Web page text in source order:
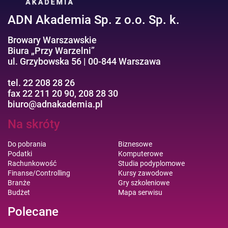
ADN Akademia Sp. z o.o. Sp. k.
Browary Warszawskie
Biura „Przy Warzelni”
ul. Grzybowska 56 | 00-844 Warszawa
tel. 22 208 28 26
fax 22 211 20 90, 208 28 30
biuro@adnakademia.pl
Na skróty
Do pobrania
Podatki
Rachunkowość
Finanse/Controlling
Branże
Budżet
Biznesowe
Komputerowe
Studia podyplomowe
Kursy zawodowe
Gry szkoleniowe
Mapa serwisu
Polecane